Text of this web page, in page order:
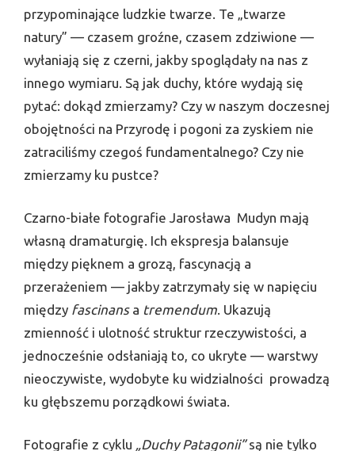
przypominające ludzkie twarze. Te „twarze
natury” — czasem groźne, czasem zdziwione —
wyłaniają się z czerni, jakby spoglądały na nas z
innego wymiaru. Są jak duchy, które wydają się
pytać: dokąd zmierzamy? Czy w naszym doczesnej
obojętności na Przyrodę i pogoni za zyskiem nie
zatraciliśmy czegoś fundamentalnego? Czy nie
zmierzamy ku pustce?
Czarno-białe fotografie Jarosława Mudyn mają
własną dramaturgię. Ich ekspresja balansuje
między pięknem a grozą, fascynacją a
przerażeniem — jakby zatrzymały się w napięciu
między fascinansa tremendum. Ukazują
zmienność i ulotność struktur rzeczywistości, a
jednocześnie odsłaniają to, co ukryte — warstwy
nieoczywiste, wydobyte ku widzialności prowadzą
ku głębszemu porządkowi świata.
Fotografie z cyklu „Duchy Patagonii”są nie tylko